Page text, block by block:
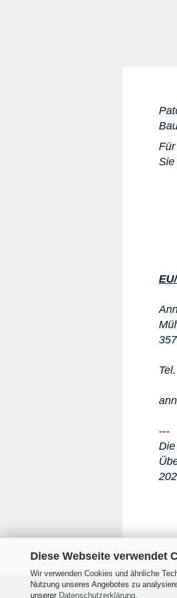
Diese Webseite verwendet
Wir verwenden Cookies und ähnliche
Nutzung unseres Angebotes zu
unserer Datenschutzerklärung
Sie
---